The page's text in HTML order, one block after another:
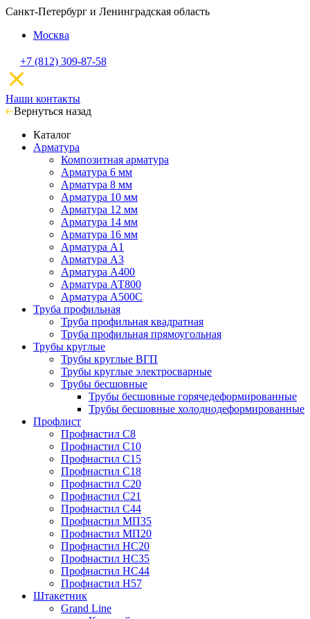
Санкт-Петербург и Ленинградская область
Москва
+7 (812) 309-87-58
Наши контакты
Вернуться назад
Каталог
Арматура
Композитная арматура
Арматура 6 мм
Арматура 8 мм
Арматура 10 мм
Арматура 12 мм
Арматура 14 мм
Арматура 16 мм
Арматура А1
Арматура А3
Арматура А400
Арматура АТ800
Арматура А500С
Труба профильная
Труба профильная квадратная
Труба профильная прямоугольная
Трубы круглые
Трубы круглые ВГП
Трубы круглые электросварные
Трубы бесшовные
Трубы бесшовные горячедеформированные
Трубы бесшовные холоднодеформированные
Профлист
Профнастил С8
Профнастил С10
Профнастил С15
Профнастил С18
Профнастил С20
Профнастил С21
Профнастил С44
Профнастил МП35
Профнастил МП20
Профнастил НС20
Профнастил НС35
Профнастил НС44
Профнастил Н57
Штакетник
Grand Line